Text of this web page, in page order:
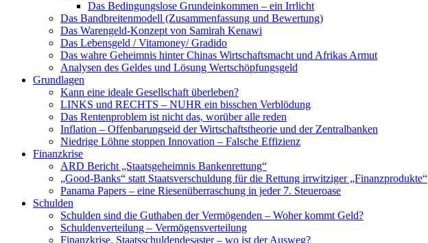
Das Bedingungslose Grundeinkommen – ein Irrlicht
Das Bandbreitenmodell (Zusammenfassung und Bewertung)
Das Warengeld-Konzept von Samirah Kenawi
Das Lebensgeld / Vitamoney/ Gradido
Das wahre Geheimnis hinter Chinas Wirtschaftsmacht und Afrikas Armut
Analysen des Geldes und Lösung Wertschöpfungsgeld
Grundlagen
Kann eine ideale Gesellschaft überleben?
LINKS und RECHTS – NUHR ein bisschen Verblödung
Das Rentenproblem ist nicht das, worüber alle reden
Inflation – Offenbarungseid der Wirtschaftstheorie und der Zentralbanken
Niedrige Löhne stoppen Innovation – Falsche Effizienz
Finanzkrise
ARD Bericht „Staatsgeheimnis Bankenrettung“
„Good-Banks“ statt Staatsverschuldung für die Rettung irrwitziger „Finanzprodukte“
Panama Papers – eine Riesenüberraschung in jeder 7. Steueroase
Schulden
Schulden sind die Guthaben der Vermögenden – Woher kommt Geld?
Schuldenverteilung – Vermögensverteilung
Finanzkrise, Staatsschuldendesaster – wo ist der Ausweg?